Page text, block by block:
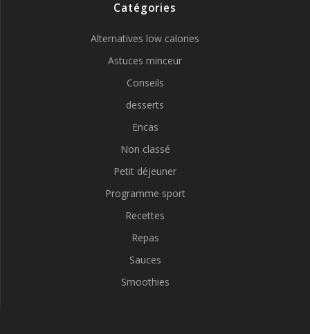
Catégories
Alternatives low calories
Astuces minceur
Conseils
desserts
Encas
Non classé
Petit déjeuner
Programme sport
Recettes
Repas
Sauces
Smoothies